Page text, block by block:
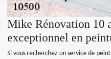
Mike Rénovation 10
exceptionnel en
Si vous recherchez un service de